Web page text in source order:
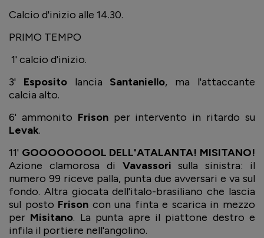
Calcio d'inizio alle 14.30.
PRIMO TEMPO
1' calcio d'inizio.
3' Espositolancia Santaniello, ma l'attaccante
calcia alto.
6' ammonito Frisonper intervento in ritardo su
Levak.
11' GOOOOOOOOL DELL'ATALANTA! MISITANO!
Azione clamorosa di Vavassori sulla sinistra: il
numero 99 riceve palla, punta due avversari e va sul
fondo. Altra giocata dell'italo-brasiliano che lascia
sul posto Frison con una finta e scarica in mezzo
per Misitano. La punta apre il piattone destro e
infila il portiere nell'angolino.